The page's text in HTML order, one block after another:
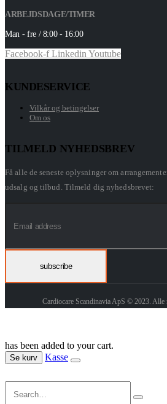
ARBEJDSDAGE/TIMER
Man - fre / 8:00 - 16:00
Facebook-f Linkedin Youtube
KUNDESERVICE
Vilkår og betingelser
Om os
TILMELD NYHEDSBREV
Få alle de seneste oplysninger om
udsalg og tilbud. Tilmeld dig nyhedsbrevet:
Cardiocare Scandinavia ApS © 2023. Alle
has been added to your cart.
Se kurv Kasse